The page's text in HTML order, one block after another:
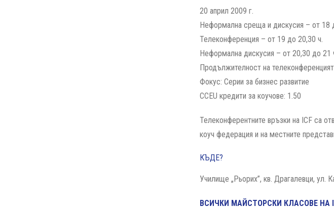
20 април 2009 г.
Неформална среща и дискусия – от 18
Телеконференция – от 19 до 20,30 ч.
Неформална дискусия – от 20,30 до 21
Продължителност на
Фокус: Серии за бизнес развитие
CCEU кредити за коучове: 1.50
Телеконферентните връзки на ICF са
коуч федерация и на местните
КЪДЕ?
Училище „Рьорих”, кв. Драгалевци, ул.
ВСИЧКИ МАЙСТОРСКИ КЛАСОВЕ НА